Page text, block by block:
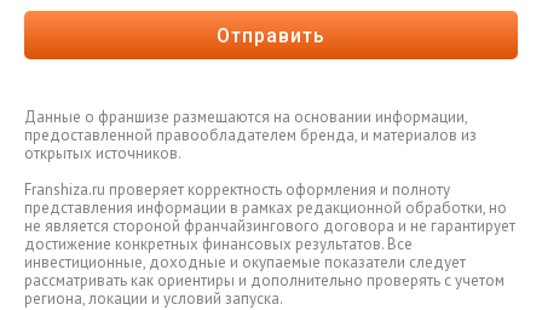
Отправить
Данные о франшизе размещаются на основании информации,
предоставленной правообладателем бренда, и материалов из
открытых источников.
Franshiza.ru проверяет корректность оформления и полноту
представления информации в рамках редакционной обработки, но
не является стороной франчайзингового договора и не гарантирует
достижение конкретных финансовых результатов. Все
инвестиционные, доходные и окупаемые показатели следует
рассматривать как ориентиры и дополнительно проверять с учетом
региона, локации и условий запуска.